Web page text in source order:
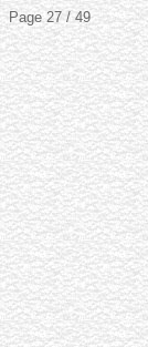
Page 27 / 49